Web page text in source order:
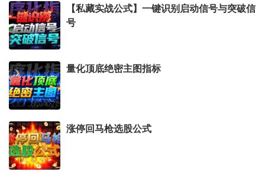
【私藏实战公式】一键识别启动信号与突破信
号
量化顶底绝密主图指标
涨停回马枪选股公式